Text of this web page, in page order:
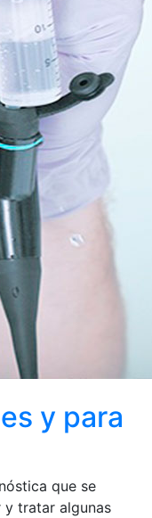
y para
que se
y tratar algunas